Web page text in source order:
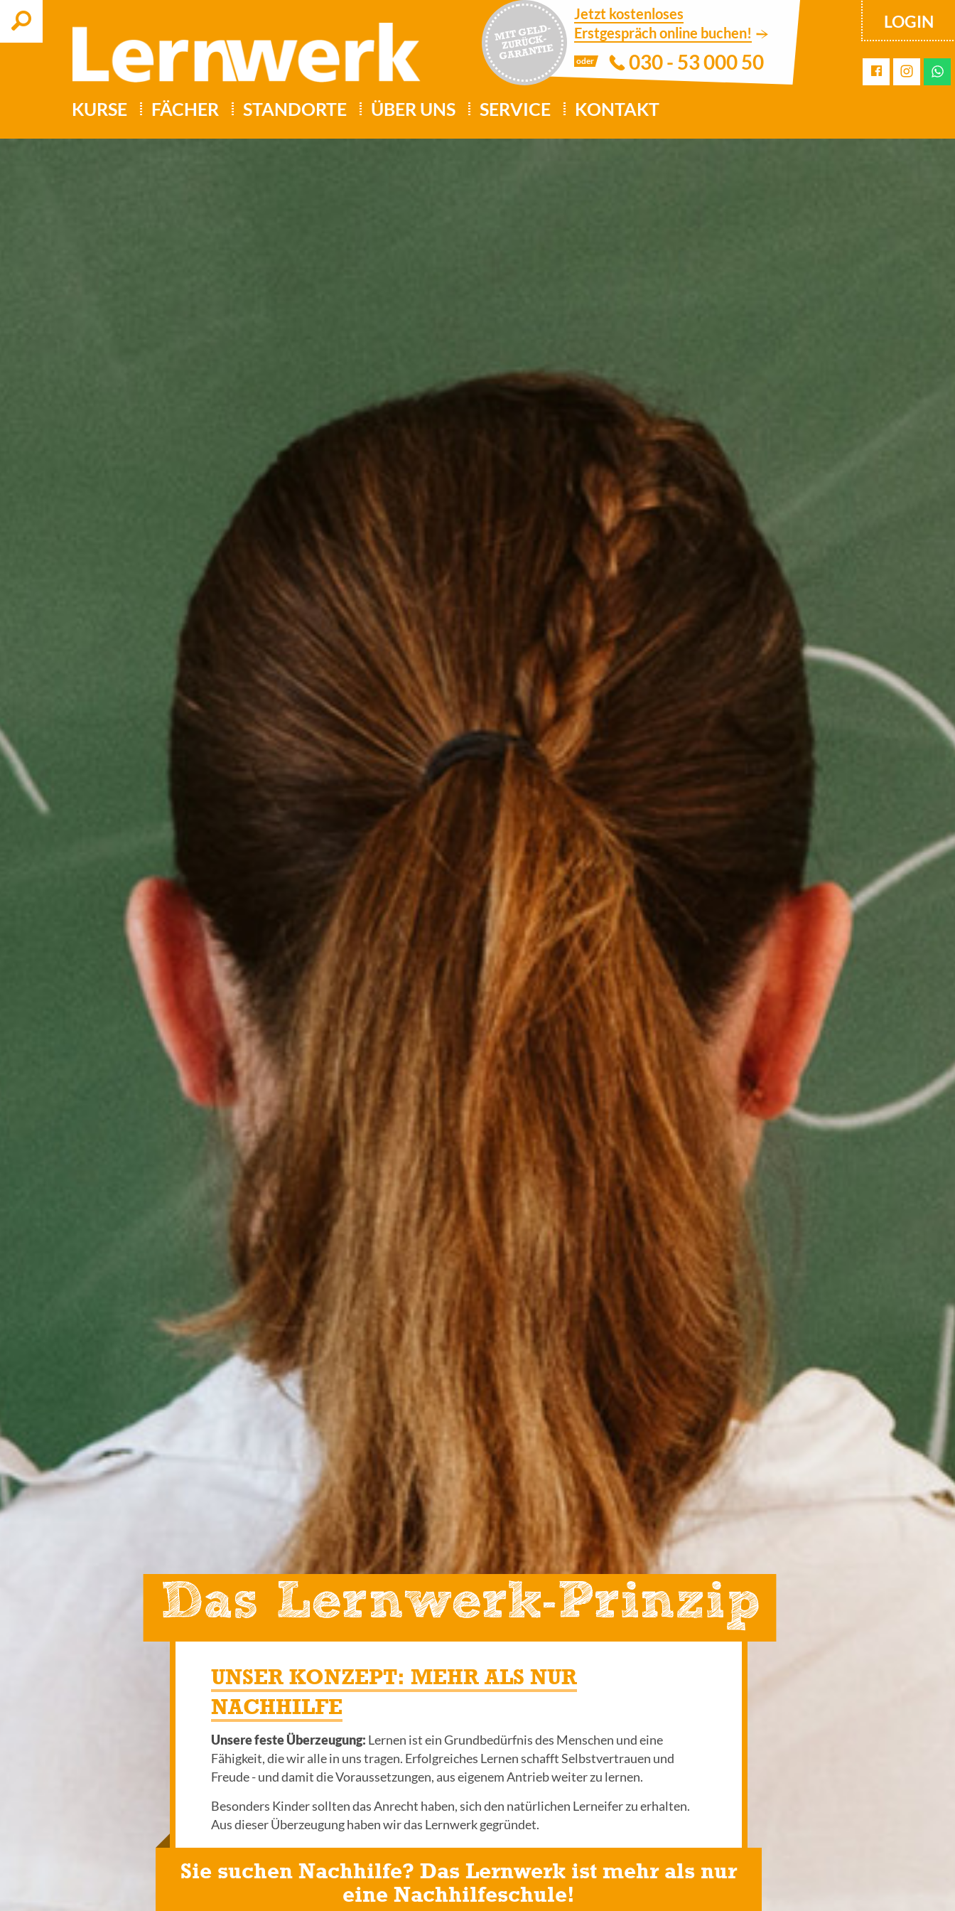
KURSE FÄCHER STANDORTE ÜBER UNS SERVICE KONTAKT
LOGIN
Suchen MIT
GELD-
ZURÜCK-
GARANTIE
Jetzt kostenloses
Erstgespräch online buchen!
oder 030 - 53 000 50
Das Lernwerk-Prinzip
UNSER KONZEPT: MEHR ALS NUR
NACHHILFE
Unsere feste Überzeugung: Lernen ist ein Grundbedürfnis des Menschen und eine
Fähigkeit, die wir alle in uns tragen. Erfolgreiches Lernen schafft Selbstvertrauen und
Freude - und damit die Voraussetzungen, aus eigenem Antrieb weiter zu lernen.
Besonders Kinder sollten das Anrecht haben, sich den natürlichen Lerneifer zu erhalten.
Aus dieser Überzeugung haben wir das Lernwerk gegründet.
Sie suchen Nachhilfe? Das Lernwerk ist mehr als nur
eine Nachhilfeschule!